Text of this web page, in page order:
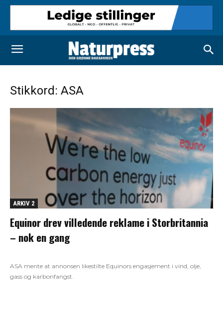
Stikkord: ASA
ARKIV 2
Equinor drev villedende reklame i Storbritannia
– nok en gang
ASA mente at annonsen likestilte Equinors engasjement i vind, olje,
gass og karbonfangst.